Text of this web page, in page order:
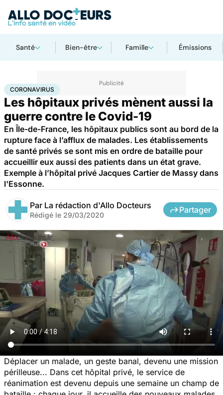
Santé Bien-être Famille Émissions
AccueilSantéMaladies Coronavirus
CORONAVIRUS
Les hôpitaux privés mènent aussi la
guerre contre le Covid-19
En Île-de-France, les hôpitaux publics sont au bord de la
rupture face à l’afflux de malades. Les établissements
de santé privés se sont mis en ordre de bataille pour
accueillir eux aussi des patients dans un état grave.
Exemple à l’hôpital privé Jacques Cartier de Massy dans
l'Essonne.
Par La rédaction d'Allo Docteurs
Rédigé le 29/03/2020
Partager
Déplacer un malade, un geste banal, devenu une mission
périlleuse... Dans cet hôpital privé, le service de
réanimation est devenu depuis une semaine un champ de